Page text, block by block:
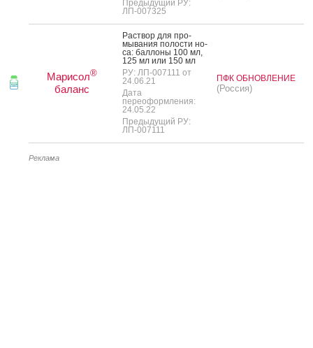
Предыдущий РУ:
ЛП-007325
Марисол®
баланс
Рас­твор для про­
мыва­ния по­лос­ти но­
са: бал­ло­ны 100 мл,
125 мл или 150 мл
РУ: ЛП-007111 от
24.06.21
Дата
переоформления:
24.05.22
Предыдущий РУ:
ЛП-007111
ПФК ОБНОВЛЕНИЕ
(Россия)
Реклама